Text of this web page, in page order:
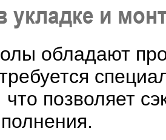
укладке и
обладают
что позволяет